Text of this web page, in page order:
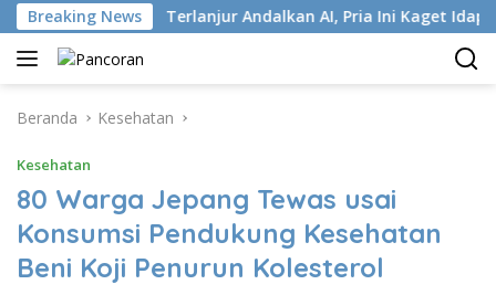
Langsung
ke
konten
Breaking News
ISP Terlanjur Andalkan AI, Pria Ini Kaget Idap Kanker
Beranda Kesehatan
Kesehatan
80 Warga Jepang Tewas usai
Konsumsi Pendukung Kesehatan
Beni Koji Penurun Kolesterol